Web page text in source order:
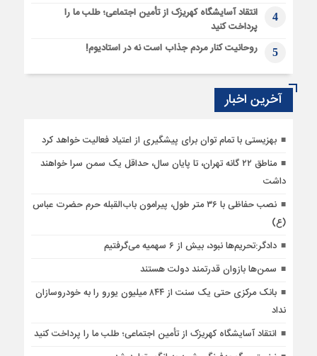
4
انتقاد آسایشگاه کهریزک از تأمین اجتماعی؛ طلب ما را
پرداخت کنید
5 روحانیت کنار مردم جذاب است نه در استادیوم!
آخرین اخبار
بهزیستی با تمام توان برای پیشگیری از اعتیاد فعالیت خواهد کرد
مناطق ۲۲ گانه تهران، تا پایان سال، حداقل یک سمن سرا خواهند
داشت
نصب حفاظی با ۳۶ متر طول، پیرامون باب‌القبله حرم حضرت عباس
(ع)
دادگر:تحریم‌ها نبود، بیش از ۶ سهمیه می‌گرفتیم
سمن‌ها بازوان قدرتمند دولت هستند
بانک مرکزی حتی یک سنت از ۸۴۴ میلیون یورو را به خودروسازان
نداد
انتقاد آسایشگاه کهریزک از تأمین اجتماعی؛ طلب ما را پرداخت کنید